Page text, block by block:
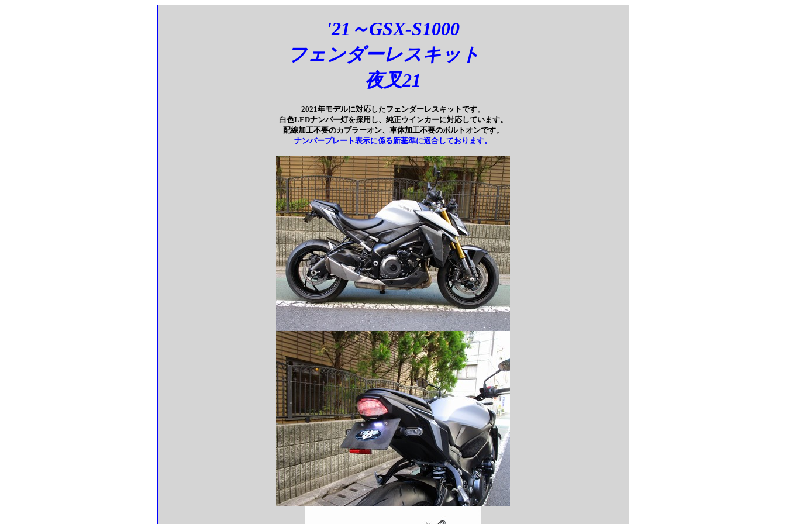
'21～GSX-S1000
フェンダーレスキット
夜叉21
2021年モデルに対応したフェンダーレスキットです。
白色LEDナンバー灯を採用し、純正ウインカーに対応しています。
配線加工不要のカプラーオン、車体加工不要のボルトオンです。
ナンバープレート表示に係る新基準に適合しております。